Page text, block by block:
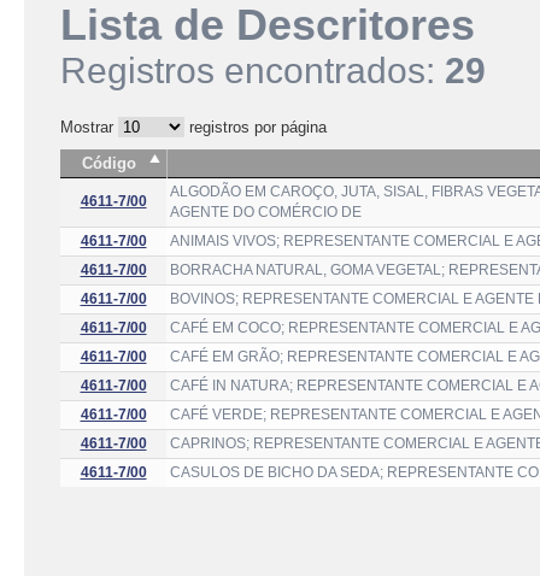
Lista de Descritores
Registros encontrados: 29
Mostrar
registros por página
Código
4611-7/00
ALGODÃO EM CAROÇO, JUTA, SISAL, FIBRAS
AGENTE DO COMÉRCIO DE
4611-7/00
ANIMAIS VIVOS; REPRESENTANTE COMERCIAL E
4611-7/00
BORRACHA NATURAL, GOMA VEGETAL;
4611-7/00
BOVINOS; REPRESENTANTE COMERCIAL E
4611-7/00
CAFÉ EM COCO; REPRESENTANTE COMERCIAL E
4611-7/00
CAFÉ EM GRÃO; REPRESENTANTE COMERCIAL E
4611-7/00
CAFÉ IN NATURA; REPRESENTANTE COMERCIAL E
4611-7/00
CAFÉ VERDE; REPRESENTANTE COMERCIAL E
4611-7/00
CAPRINOS; REPRESENTANTE COMERCIAL E
4611-7/00
CASULOS DE BICHO DA SEDA; REPRESENTANTE